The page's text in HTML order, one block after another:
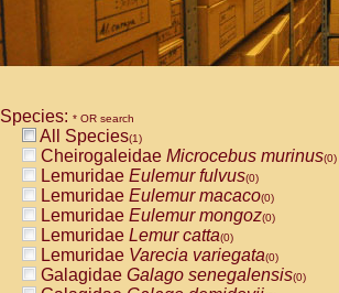
Species: * OR search
All Species(1)
Cheirogaleidae Microcebus murinus(0)
Lemuridae Eulemur fulvus(0)
Lemuridae Eulemur macaco(0)
Lemuridae Eulemur mongoz(0)
Lemuridae Lemur catta(0)
Lemuridae Varecia variegata(0)
Galagidae Galago senegalensis(0)